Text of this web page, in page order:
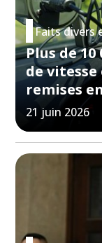
Faits divers
Plus de
de
remises
21 juin 2026